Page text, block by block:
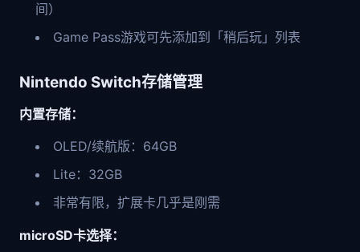
间）
Game Pass游戏可先添加到「稍后玩」列表
Nintendo Switch存储管理
内置存储：
OLED/续航版：64GB
Lite：32GB
非常有限，扩展卡几乎是刚需
microSD卡选择：